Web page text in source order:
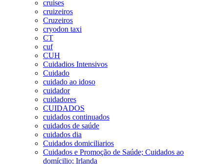
cruises
cruizeiros
Cruzeiros
cryodon taxi
CT
cuf
CUH
Cuidadios Intensivos
Cuidado
cuidado ao idoso
cuidador
cuidadores
CUIDADOS
cuidados continuados
cuidados de saúde
cuidados dia
Cuidados domiciliarios
Cuidados e Promoção de Saúde; Cuidados ao
domícilio; Irlanda